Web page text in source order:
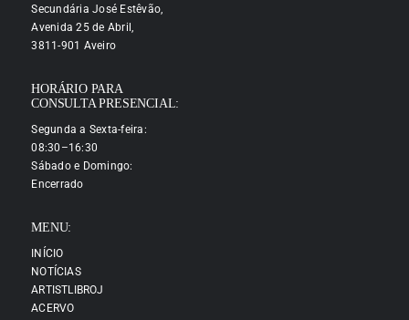
Secundária José Estêvão,
Avenida 25 de Abril,
3811-901 Aveiro
HORÁRIO PARA
CONSULTA PRESENCIAL:
Segunda a Sexta-feira:
08:30–16:30
Sábado e Domingo:
Encerrado
MENU:
INÍCIO
NOTÍCIAS
ARTISTLIBROJ
ACERVO